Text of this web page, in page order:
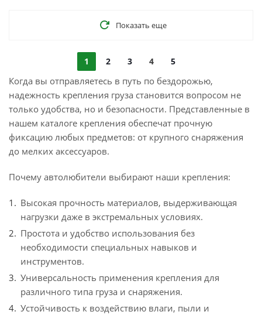
Показать еще
1 2 3 4 5
Когда вы отправляетесь в путь по бездорожью,
надежность крепления груза становится вопросом не
только удобства, но и безопасности. Представленные в
нашем каталоге крепления обеспечат прочную
фиксацию любых предметов: от крупного снаряжения
до мелких аксессуаров.
Почему автолюбители выбирают наши крепления:
Высокая прочность материалов, выдерживающая
нагрузки даже в экстремальных условиях.
Простота и удобство использования без
необходимости специальных навыков и
инструментов.
Универсальность применения крепления для
различного типа груза и снаряжения.
Устойчивость к воздействию влаги, пыли и